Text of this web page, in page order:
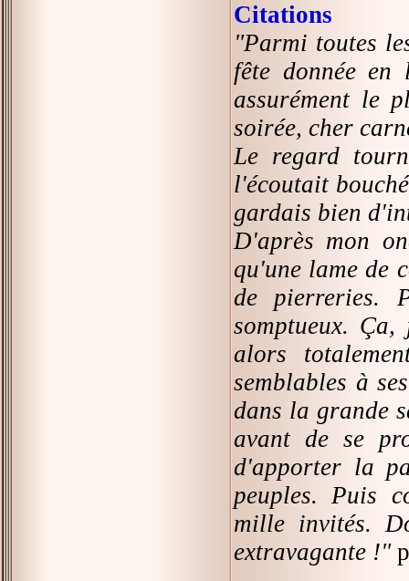
Citations
"Parmi toutes
fête donnée
assurément le
soirée, cher
Le regard
l'écoutait
gardais bien
D'après mon
qu'une lame de
de pierreries.
somptueux.
alors
semblables à
dans la grande
avant de se
d'apporter la
peuples. Puis
mille invités.
extravagante !"